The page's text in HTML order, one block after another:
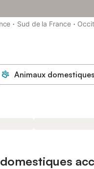
· Sud de la France ·
Animaux